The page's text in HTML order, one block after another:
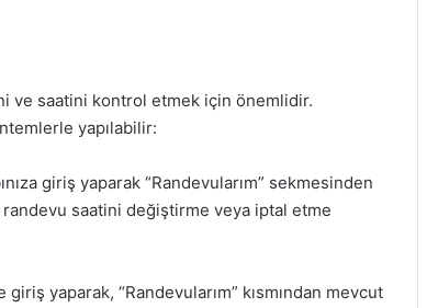
ve saatini kontrol etmek için önemlidir.
yapılabilir:
giriş yaparak “Randevularım” sekmesinden
randevu saatini değiştirme veya iptal etme
yaparak, “Randevularım” kısmından mevcut